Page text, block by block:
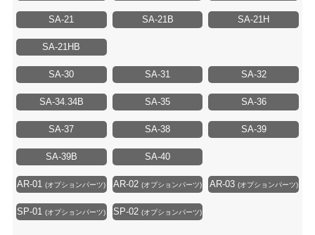
SA-21 SA-21B SA-21H
SA-21HB
SA-30 SA-31 SA-32
SA-34.34B SA-35 SA-36
SA-37 SA-38 SA-39
SA-39B SA-40
AR-01(オプションパーツ) AR-02 (オプションパーツ) AR-03 (オプションパーツ)
SP-01(オプションパーツ) SP-02 (オプションパーツ)